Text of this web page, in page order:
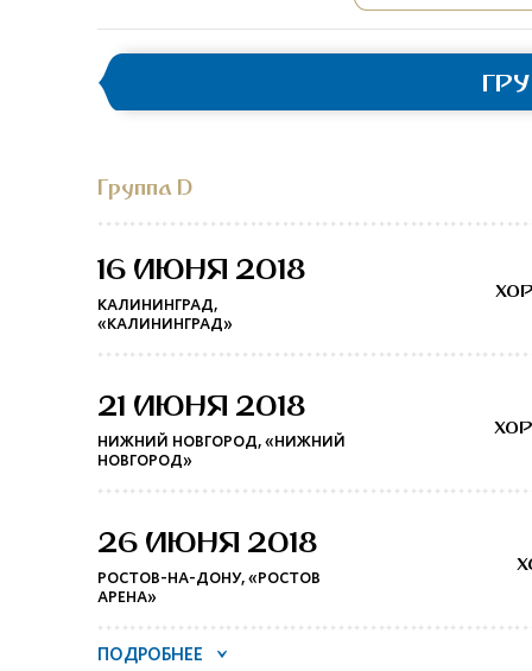
Группа D
16 ИЮНЯ 2018
КАЛИНИНГРАД,
«КАЛИНИНГРАД»
21 ИЮНЯ 2018
НИЖНИЙ НОВГОРОД, «НИЖНИЙ
НОВГОРОД»
26 ИЮНЯ 2018
РОСТОВ-НА-ДОНУ, «РОСТОВ
АРЕНА»
ПОДРОБНЕЕ